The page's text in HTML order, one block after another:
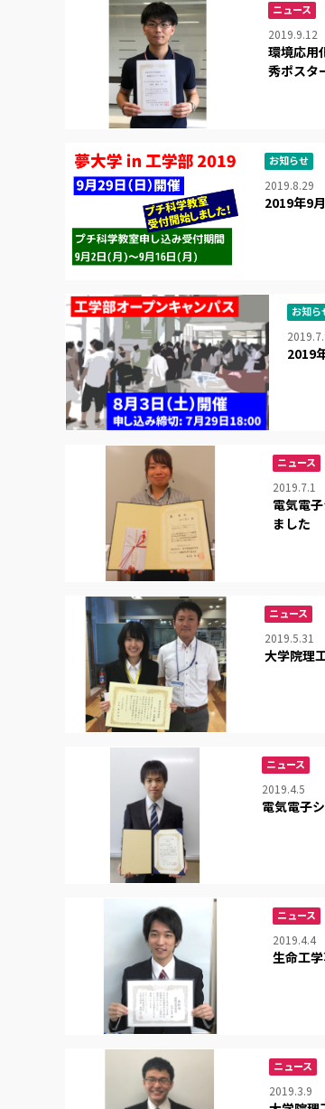
ニュース
2019.9.12
環境応用
秀ポスタ
お知らせ
2019.8.29
2019年9
お知ら
2019
ニュース
2019.7.1
電気電
ました
ニュース
2019.5.31
大学院理
ニュース
2019.4.5
電気電子
ニュース
2019.4.4
生命工
ニュース
2019.3.9